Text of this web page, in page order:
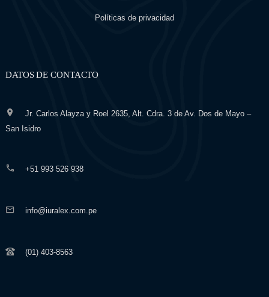
Políticas de privacidad
DATOS DE CONTACTO
Jr. Carlos Alayza y Roel 2635, Alt. Cdra. 3 de Av. Dos de Mayo –
San Isidro
+51 993 526 938
info@iuralex.com.pe
(01) 403-8563